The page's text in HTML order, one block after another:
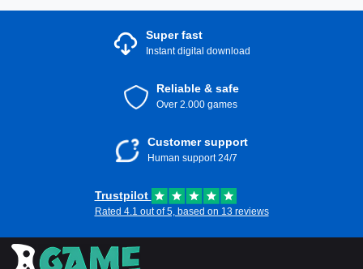
Super fast
Instant digital download
Reliable & safe
Over 2.000 games
Customer support
Human support 24/7
Trustpilot
Rated 4.1 out of 5, based on 13 reviews